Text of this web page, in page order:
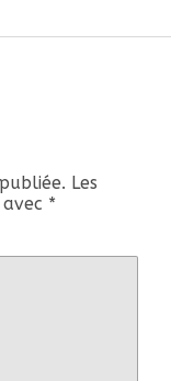
Les
*